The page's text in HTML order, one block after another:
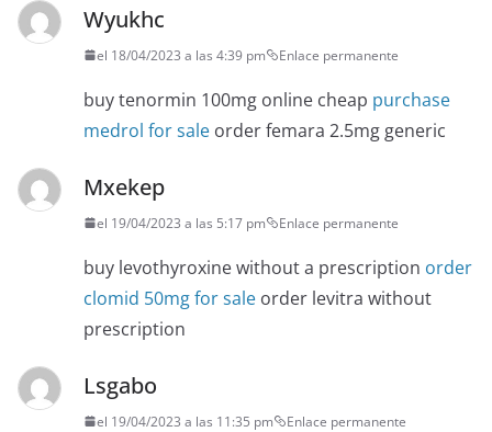
Wyukhc
el 18/04/2023 a las 4:39 pm Enlace permanente
buy tenormin 100mg online cheap purchase
medrol for sale order femara 2.5mg generic
Mxekep
el 19/04/2023 a las 5:17 pm Enlace permanente
buy levothyroxine without a prescription order
clomid 50mg for sale order levitra without
prescription
Lsgabo
el 19/04/2023 a las 11:35 pm Enlace permanente